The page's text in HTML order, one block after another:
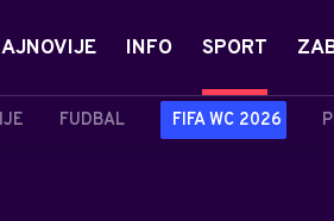
INFO SPORT
FUDBAL FIFA WC 2026